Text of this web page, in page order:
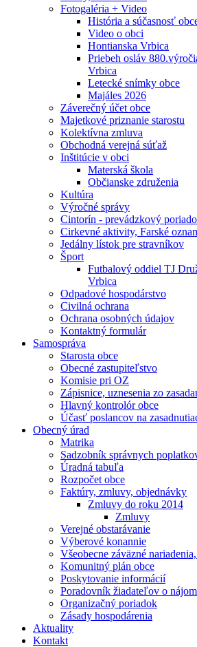
Fotogaléria + Video
História a súčasnosť
Video o obci
Hontianska Vrbica
Priebeh osláv
Vrbica
Letecké snímky obce
Majáles 2026
Záverečný účet obce
Majetkové priznanie starostu
Kolektívna zmluva
Obchodná verejná súťaž
Inštitúcie v obci
Materská škola
Občianske združenia
Kultúra
Výročné správy
Cintorín - prevádzkový
Cirkevné aktivity, Farské
Jedálny lístok pre stravníkov
Šport
Futbalový oddiel TJ
Vrbica
Odpadové hospodárstvo
Civilná ochrana
Ochrana osobných údajov
Kontaktný formulár
Samospráva
Starosta obce
Obecné zastupiteľstvo
Komisie pri OZ
Zápisnice, uznesenia zo
Hlavný kontrolór obce
Účasť poslancov na
Obecný úrad
Matrika
Sadzobník správnych
Úradná tabuľa
Rozpočet obce
Faktúry, zmluvy, objednávky
Zmluvy do roku 2014
Zmluvy
Verejné obstarávanie
Výberové konannie
Všeobecne záväzné
Komunitný plán obce
Poskytovanie informácií
Poradovník žiadateľov o
Organizačný poriadok
Zásady hospodárenia
Aktuality
Kontakt